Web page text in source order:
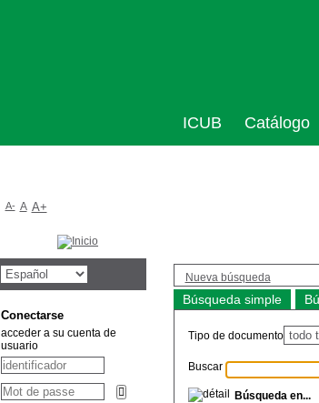
Nueva búsqueda
Búsqueda simple
Tipo de documento
Buscar
Búsqueda en...
ICUB Catálogo
A- A A+
Conectarse
acceder a su cuenta de
usuario